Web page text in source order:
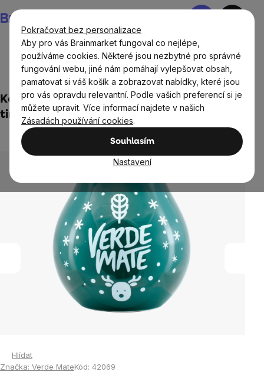
Pokračovat bez personalizace
Aby pro vás Brainmarket fungoval co nejlépe,
používáme cookies. Některé jsou nezbytné pro správné
fungování webu, jiné nám pomáhají vylepšovat obsah,
pamatovat si váš košík a zobrazovat nabídky, které jsou
pro vás opravdu relevantní. Podle vašich preferencí si je
můžete upravit. Více informací najdete v našich
Zásadách používání cookies.
Souhlasím
Nastavení
na
obsah
Nákupní
Potraviny Nápoje BrainMax Yerba Maté Kalabasy
Keramická kalabasa Verde Mate Winter
time, 350 ml
Průměrné
hodnocení
z
Hlídat
Značka: Verde MateKód: 42069